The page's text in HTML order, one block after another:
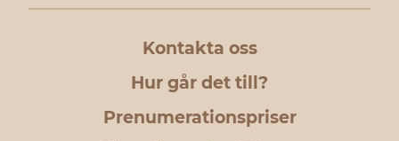
Kontakta oss
Hur går det till?
Prenumerationspriser